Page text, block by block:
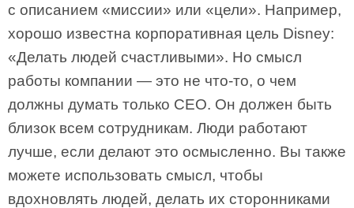
с описанием «миссии» или «цели». Например,
хорошо известна корпоративная цель Disney:
«Делать людей счастливыми». Но смысл
работы компании — это не что-то, о чем
должны думать только CEO. Он должен быть
близок всем сотрудникам. Люди работают
лучше, если делают это осмысленно. Вы также
можете использовать смысл, чтобы
вдохновлять людей, делать их сторонниками